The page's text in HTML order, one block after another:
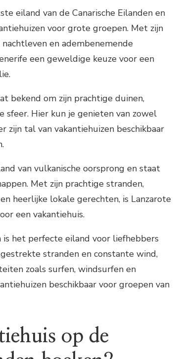
eiland van de Canarische Eilanden en
voor grote groepen. Met zijn
en adembenemende
een geweldige keuze voor een
bekend om zijn prachtige duinen,
sfeer. Hier kun je genieten van zowel
zijn tal van vakantiehuizen beschikbaar
van vulkanische oorsprong en staat
Met zijn prachtige stranden,
heerlijke lokale gerechten, is Lanzarote
een vakantiehuis.
het perfecte eiland voor liefhebbers
stranden en constante wind,
zoals surfen, windsurfen en
beschikbaar voor groepen van
op de